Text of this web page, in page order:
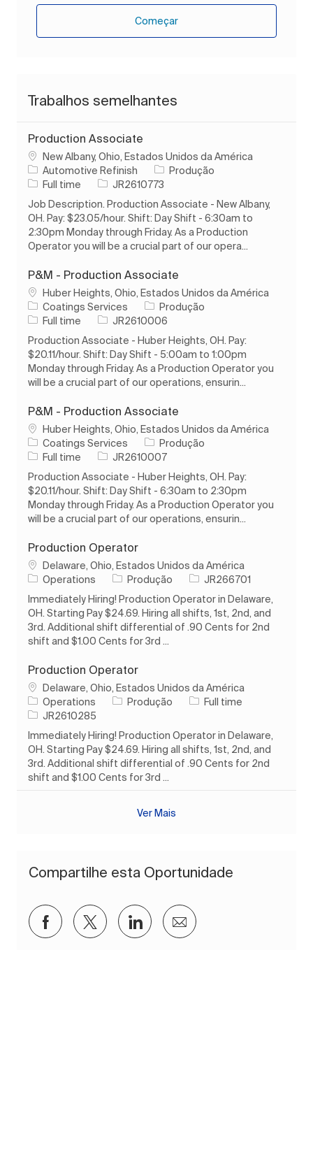
Começar
Trabalhos semelhantes
Production Associate
Localização
New Albany, Ohio, Estados Unidos da América
Automotive Refinish
Categoria
Produção
Tipo de Trabalho
Full time ID do trabalho
JR2610773
Job Description. Production Associate - New Albany,
OH. Pay: $23.05/hour. Shift: Day Shift - 6:30am to
2:30pm Monday through Friday. As a Production
Operator you will be a crucial part of our opera...
P&M - Production Associate
Localização
Huber Heights, Ohio, Estados Unidos da América
Coatings Services
Categoria
Produção
Tipo de Trabalho
Full time ID do trabalho
JR2610006
Production Associate - Huber Heights, OH. Pay:
$20.11/hour. Shift: Day Shift - 5:00am to 1:00pm
Monday through Friday. As a Production Operator you
will be a crucial part of our operations, ensurin...
P&M - Production Associate
Localização
Huber Heights, Ohio, Estados Unidos da América
Coatings Services
Categoria
Produção
Tipo de Trabalho
Full time ID do trabalho
JR2610007
Production Associate - Huber Heights, OH. Pay:
$20.11/hour. Shift: Day Shift - 6:30am to 2:30pm
Monday through Friday. As a Production Operator you
will be a crucial part of our operations, ensurin...
Production Operator
Localização
Delaware, Ohio, Estados Unidos da América
Operations
Categoria
Produção ID do trabalho
JR266701
Immediately Hiring! Production Operator in Delaware,
OH. Starting Pay $24.69. Hiring all shifts, 1st, 2nd, and
3rd. Additional shift differential of .90 Cents for 2nd
shift and $1.00 Cents for 3rd ...
Production Operator
Localização
Delaware, Ohio, Estados Unidos da América
Operations
Categoria
Produção Tipo de Trabalho
Full time
ID do trabalho
JR2610285
Immediately Hiring! Production Operator in Delaware,
OH. Starting Pay $24.69. Hiring all shifts, 1st, 2nd, and
3rd. Additional shift differential of .90 Cents for 2nd
shift and $1.00 Cents for 3rd ...
Ver Mais
Compartilhe esta Oportunidade
Compartilhar via Facebook
Compartilhar via twitter
Compartilhar via LinkedIn
Compartilhar por